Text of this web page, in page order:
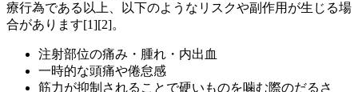
療行為である以上、以下のようなリスクや副作用が生じる場
合があります[1][2]。
注射部位の痛み・腫れ・内出血
一時的な頭痛や倦怠感
筋力が抑制されることで硬いものを噛む際のだるさ